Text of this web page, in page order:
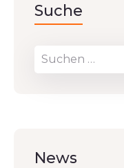
Suche
News